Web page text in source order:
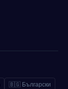
🇧🇬 Български